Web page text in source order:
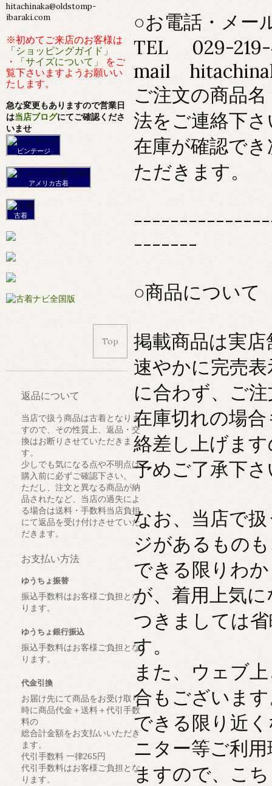
○お電話・メー
TEL 029-219-
mail
ご注文の商品
法をご連絡下
在庫が確認で
ただきます。
-------
○商品について
掲載商品は実
速やかに完売
に合わず、ご
在庫切れの場
絡差し上げま
予めご了承下
なお、当店で
ジがあるもの
できる限りわ
が、着用上気
つきましては
す。
また、ウェブ
合もございま
できる限り近
ニター等ご利
ますので、こ
hitachinaka@oldstomp-
ibaraki.com
※初めてご来店のお客様は
「ショッピングガイド」
・
「サイズについて」
をご
覧下さいますようお願いい
たします。
急な変更もありますので営業日
は当店ブログにてご確認くださ
いませ
ビンテージ
アメリカ古着
古着
Top
返品について
当店で扱う商品は古着となりま
すので、その性質上、返品・交
換はお断りさせていただきま
す。
少しでも気になる点や不明点は
購入前に必ずご確認下さい。
ただし、注文と異なる商品が納
品されたなど、当店の過失によ
る場合は送料・手数料当店負担
にて返品を受け付けさせていた
だきます。
お支払い方法
ゆうちょ振替
振込手数料はお客様ご負担とな
ります。
ゆうちょ銀行振込
振込手数料はお客様ご負担とな
ります。
代金引換
お届け先にて商品をお受け取り
時に商品代金＋送料＋代引手数
料の
総合計金額をお支払いいただき
ます。
代引手数料 一律265円
代引手数料はお客様ご負担とな
ります。